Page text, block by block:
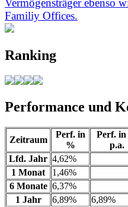
Vermögensträger ebenso
Familiy Offices.
Ranking
Performance und
Zeitraum
Perf. in
%
Perf.
p.a.
Lfd. Jahr 4,62%
1 Monat
1,46%
6 Monate 6,37%
1 Jahr
6,89% 6,89%